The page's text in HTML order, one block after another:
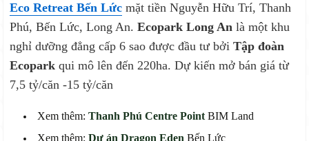
Eco Retreat Bến Lức mặt tiền Nguyễn Hữu Trí, Thanh
Phú, Bến Lức, Long An.Ecopark Long An là một khu
nghỉ dưỡng đẳng cấp 6 sao được đầu tư bởiTập đoàn
Ecoparkqui mô lên đến 220ha. Dự kiến mở bán giá từ
7,5 tỷ/căn -15 tỷ/căn
Xem thêm:Thanh Phú Centre Point BIM Land
Xem thêm:Dự án Dragon Eden Bến Lức